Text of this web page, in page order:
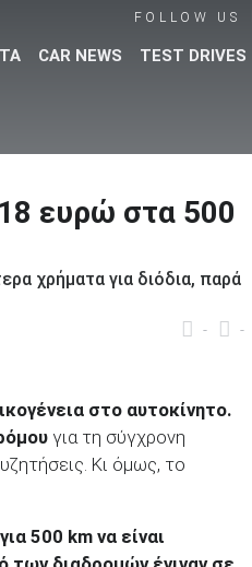
FOLLOW US
CAR NEWS TEST DRIVES
το αυτοκίνητο!
ευρώ στα 500
χρήματα για διόδια, παρά
- -
στο αυτοκίνητο.
για τη σύγχρονη
Κι όμως, το
500 km να είναι